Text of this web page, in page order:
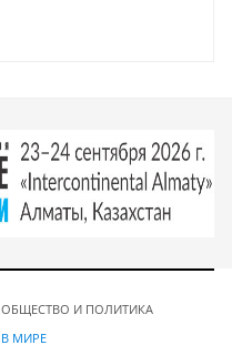
ОБЩЕСТВО И ПОЛИТИКА
В МИРЕ